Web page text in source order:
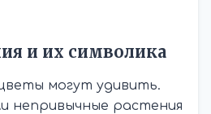
и их символика
могут удивить.
непривычные растения